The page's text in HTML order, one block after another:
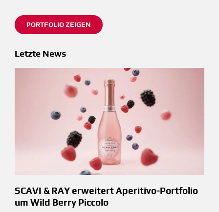
PORTFOLIO ZEIGEN
Letzte News
SCAVI & RAY erweitert Aperitivo-Portfolio
um Wild Berry Piccolo